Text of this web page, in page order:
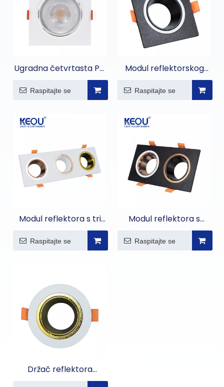
Ugradna četvrtasta PC
reflektorska svjetiljka
Raspitajte se
Modul reflektorskog
svjetla s kvadratnim
držačem
Raspitajte se
Modul reflektora s tri
Raspitajte se
Modul reflektora s
dvostrukim držačem
Raspitajte se
Držač reflektora